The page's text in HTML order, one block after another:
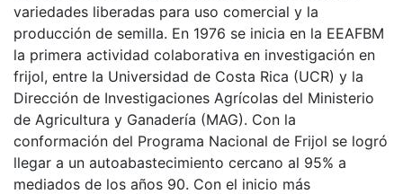
variedades liberadas para uso comercial y la
producción de semilla. En 1976 se inicia en la EEAFBM
la primera actividad colaborativa en investigación en
frijol, entre la Universidad de Costa Rica (UCR) y la
Dirección de Investigaciones Agrícolas del Ministerio
de Agricultura y Ganadería (MAG). Con la
conformación del Programa Nacional de Frijol se logró
llegar a un autoabastecimiento cercano al 95% a
mediados de los años 90. Con el inicio más